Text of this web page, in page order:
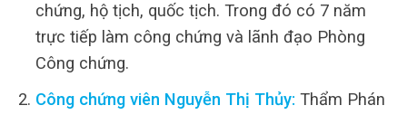
chứng, hộ tịch, quốc tịch. Trong đó có 7 năm
trực tiếp làm công chứng và lãnh đạo Phòng
Công chứng.
Công chứng viên Nguyễn Thị Thủy: Thẩm Phán